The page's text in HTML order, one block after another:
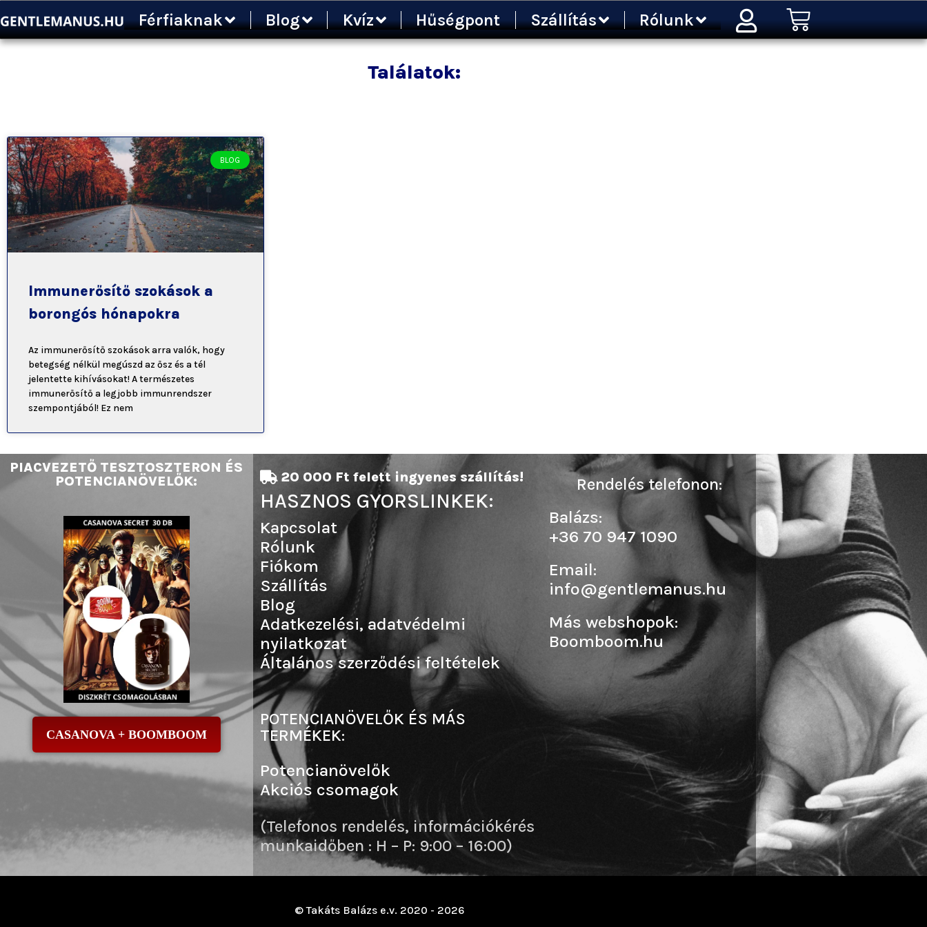
a
tartalomra
Férfiaknak Blog Kvíz Hűségpont Szállítás Rólunk Kosár
Találatok:
BLOG
Immunerősítő szokások a
borongós hónapokra
Az immunerősítő szokások arra valók, hogy
betegség nélkül megúszd az ősz és a tél
jelentette kihívásokat! A természetes
immunerősítő a legjobb immunrendszer
szempontjából! Ez nem
PIACVEZETŐ TESZTOSZTERON ÉS
POTENCIANÖVELŐK:
CASANOVA + BOOMBOOM
20 000 Ft felett ingyenes szállítás!
HASZNOS GYORSLINKEK:
Kapcsolat
Rólunk
Fiókom
Szállítás
Blog
Adatkezelési, adatvédelmi
nyilatkozat
Általános szerződési feltételek
POTENCIANÖVELŐK ÉS MÁS
TERMÉKEK:
Potencianövelők
Akciós csomagok
(Telefonos rendelés, információkérés
munkaidőben : H – P: 9:00 – 16:00)
Rendelés telefonon:
Balázs:
+36 70 947 1090
Email:
info@gentlemanus.hu
Más webshopok:
Boomboom.hu
© Takáts Balázs e.v. 2020 - 2026